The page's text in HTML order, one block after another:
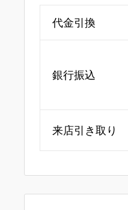
代金引換
銀行振込
来店引き取り